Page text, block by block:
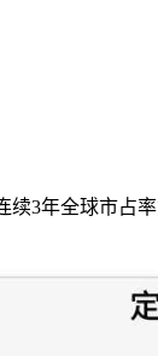
3年全球市占